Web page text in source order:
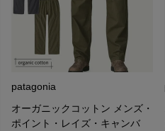
patagonia
オーガニックコットン メンズ・
ポイント・レイズ・キャンバ